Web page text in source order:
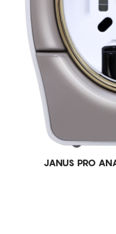
JANUS PRO